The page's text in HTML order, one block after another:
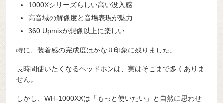
1000Xシリーズらしい高い没入感
高音域の解像度と音場表現が魅力
360 Upmixが想像以上に楽しい
特に、装着感の完成度はかなり印象に残りました。
長時間使いたくなるヘッドホンは、実はそこまで多くありま
せん。
しかし、WH-1000XXは「もっと使いたい」と自然に思わせ